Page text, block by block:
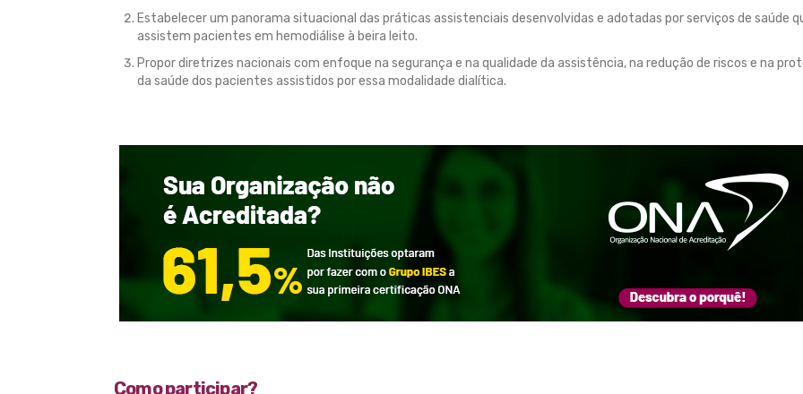
Estabelecer um panorama situacional das práticas assistenciais desenvolvidas e adotadas por serviços de saúde
assistem pacientes em hemodiálise à beira leito.
Propor diretrizes nacionais com enfoque na segurança e na qualidade da assistência, na redução de riscos e na
da saúde dos pacientes assistidos por essa modalidade dialítica.
Como participar?